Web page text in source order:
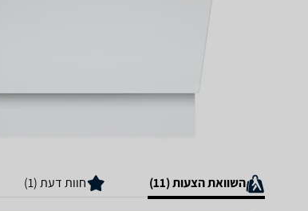
השוואת הצעות (11) חוות דעת (1)